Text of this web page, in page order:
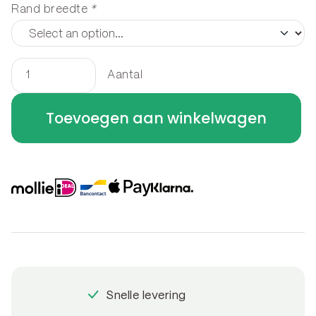
Rand breedte *
Kantopsluiting
gezet
x
cm
Aantal
Toevoegen aan winkelwagen
Snelle levering